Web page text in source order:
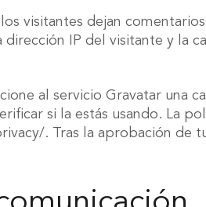
visitantes dejan
IP del visitante y la
al servicio Gravatar una
si la estás usando. La
. Tras la aprobación de